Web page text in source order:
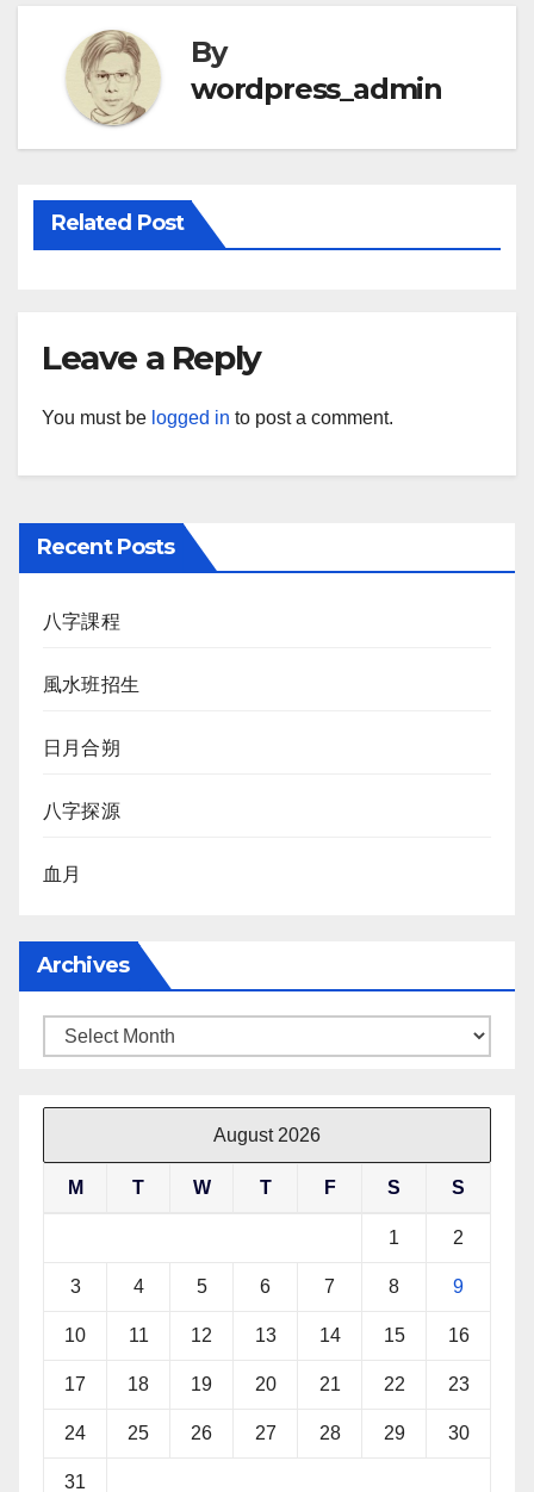
By
wordpress_admin
Related Post
Leave a Reply
You must be logged in to post a comment.
Recent Posts
八字課程
風水班招生
日月合朔
八字探源
血月
Archives
Archives
August 2026
M T W T F S S
1 2
3 4 5 6 7 8 9
10 11 12 13 14 15 16
17 18 19 20 21 22 23
24 25 26 27 28 29 30
31